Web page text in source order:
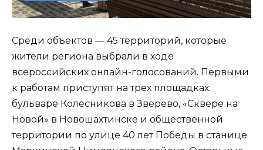
Среди объектов — 45 территорий, которые
жители региона выбрали в ходе
всероссийских онлайн-голосований. Первыми
к работам приступят на трех площадках:
бульваре Колесникова в Зверево, «Сквере на
Новой» в Новошахтинске и общественной
территории по улице 40 лет Победы в станице